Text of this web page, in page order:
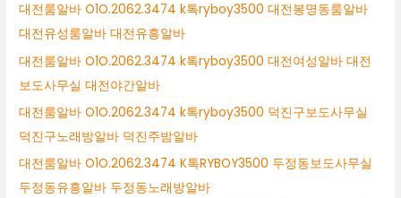
대전룸알바 O1O.2062.3474 k톡ryboy3500 대전봉명동룸알바
대전유성룸알바 대전유흥알바
대전룸알바 O1O.2062.3474 k톡ryboy3500 대전여성알바 대전
보도사무실 대전야간알바
대전룸알바 O1O.2062.3474 k톡ryboy3500 덕진구보도사무실
덕진구노래방알바 덕진주밤알바
대전룸알바 O1O.2062.3474 K톡RYBOY3500 두정동보도사무실
두정동유흥알바 두정동노래방알바